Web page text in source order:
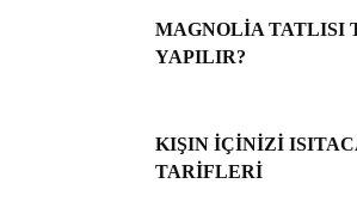
MAGNOLIA TATLISI
YAPILIR?
KIŞIN İÇINIZI
TARIFLERI